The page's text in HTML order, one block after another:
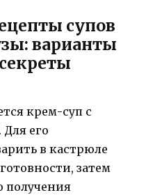
супов
варианты
крем-суп с
его
в кастрюле
затем
получения